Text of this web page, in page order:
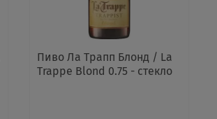
Пиво Ла Трапп Блонд / La
Trappe Blond 0.75 - стекло